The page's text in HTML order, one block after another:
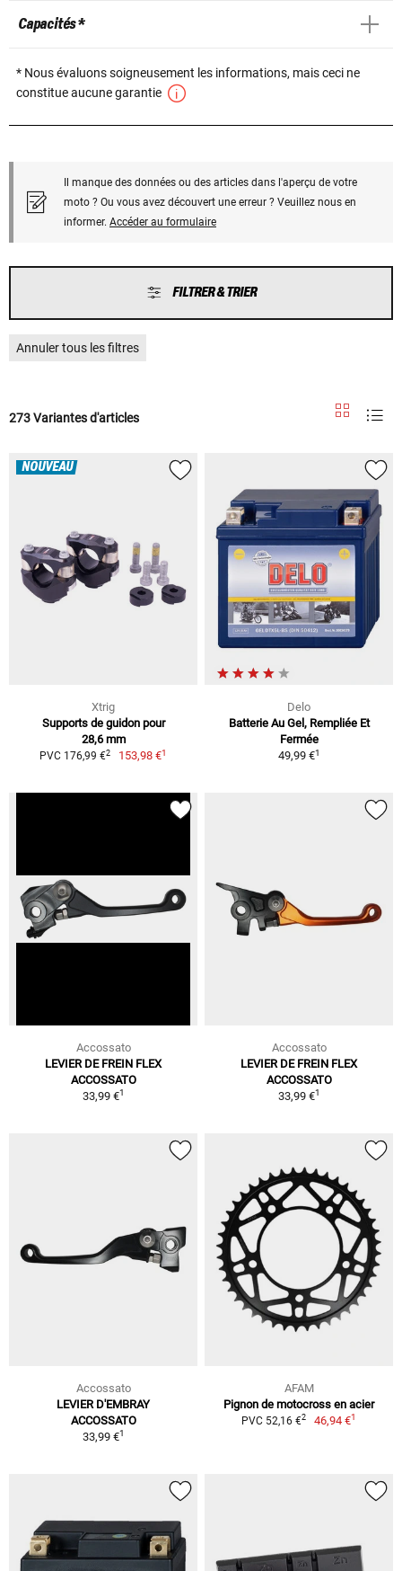
Capacités *
* Nous évaluons soigneusement les informations, mais ceci ne
constitue aucune garantie
Il manque des données ou des articles dans l'aperçu de votre
moto ? Ou vous avez découvert une erreur ? Veuillez nous en
informer. Accéder au formulaire
FILTRER & TRIER
Annuler tous les filtres
273 Variantes d'articles
NOUVEAU
Xtrig
Supports de guidon pour
28,6 mm
PVC 176,99 €2 153,98 €1
Delo
Batterie Au Gel, Rempliée Et
Fermée
49,99 €1
Accossato
LEVIER DE FREIN FLEX
ACCOSSATO
33,99 €1
Accossato
LEVIER DE FREIN FLEX
ACCOSSATO
33,99 €1
Accossato
LEVIER D'EMBRAY
ACCOSSATO
33,99 €1
AFAM
Pignon de motocross en acier
PVC 52,16 €2 46,94 €1